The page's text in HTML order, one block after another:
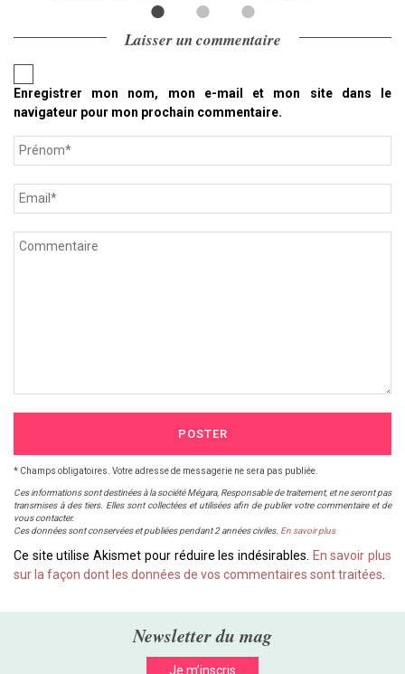
Laisser un commentaire
Enregistrer mon nom, mon e-mail et mon site dans le
navigateur pour mon prochain commentaire.
POSTER
* Champs obligatoires. Votre adresse de messagerie ne sera pas publiée.
Ces informations sont destinées à la société Mégara, Responsable de traitement, et ne seront pas
transmises à des tiers. Elles sont collectées et utilisées afin de publier votre commentaire et de
vous contacter.
Ces données sont conservées et publiées pendant 2 années civiles. En savoir plus
Ce site utilise Akismet pour réduire les indésirables. En savoir plus
sur la façon dont les données de vos commentaires sont traitées.
Newsletter du mag
Je m’inscris